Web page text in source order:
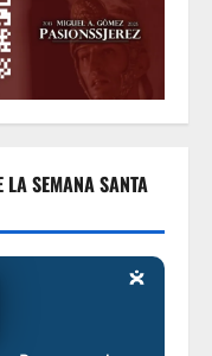
LA SEMANA SANTA